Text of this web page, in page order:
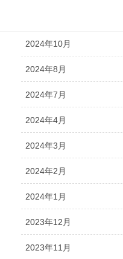
2024年10月
2024年8月
2024年7月
2024年4月
2024年3月
2024年2月
2024年1月
2023年12月
2023年11月